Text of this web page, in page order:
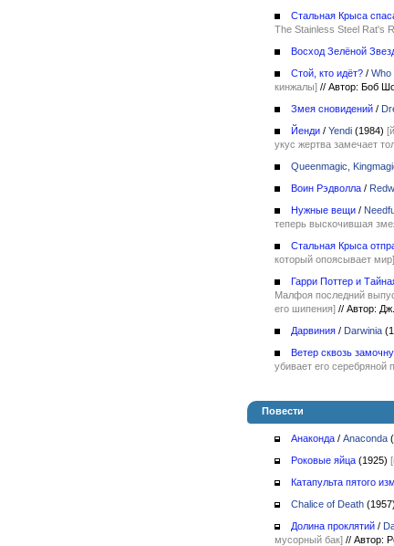
Стальная Крыса
The Stainless Steel Rat's
Восход Зелёной
Стой, кто идёт? / Who
кинжалы] // Автор: Боб
Змея сновидений /
Йенди / Yendi (1984)
укус жертва замечает
Queenmagic,
Воин Рэдволла /
Нужные вещи /
теперь выскочившая
Стальная Крыса
который опоясывает мир]
Гарри Поттер и
Малфоя последний
его шипения] // Автор:
Дарвиния / Darwinia
Ветер сквозь
убивает его серебряной
Повести
Анаконда / Anaconda
Роковые яйца (1925)
Катапульта пятого
Chalice of Death (1957)
Долина проклятий /
мусорный бак] // Автор: